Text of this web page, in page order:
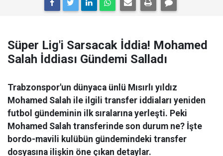
Süper Lig'i Sarsacak İddia! Mohamed
Salah İddiası Gündemi Salladı
Trabzonspor'un dünyaca ünlü Mısırlı yıldız
Mohamed Salah ile ilgili transfer iddiaları yeniden
futbol gündeminin ilk sıralarına yerleşti. Peki
Mohamed Salah transferinde son durum ne? İşte
bordo-mavili kulübün gündemindeki transfer
dosyasına ilişkin öne çıkan detaylar.